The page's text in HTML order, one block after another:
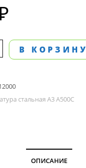
В КОРЗИНУ
стальная А3 А500С
ОПИСАНИЕ